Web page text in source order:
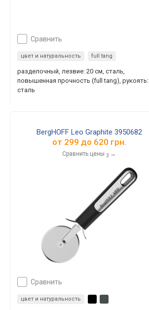
сравнить
цвет и натуральность full tang
разделочный, лезвие: 20 см, сталь,
повышенная прочность (full tang), рукоять:
сталь
BergHOFF Leo Graphite 3950682
от 299 до 620 грн.
Сравнить цены 3 →
сравнить
цвет и натуральность